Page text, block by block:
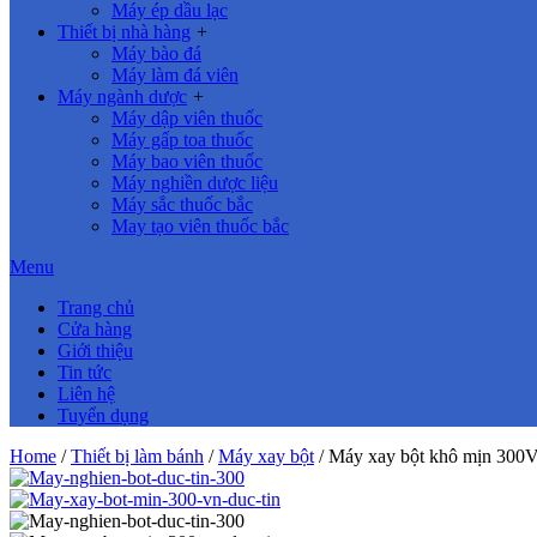
Máy ép dầu lạc
Thiết bị nhà hàng +
Máy bào đá
Máy làm đá viên
Máy ngành dược +
Máy dập viên thuốc
Máy gấp toa thuốc
Máy bao viên thuốc
Máy nghiền dược liệu
Máy sắc thuốc bắc
May tạo viên thuốc bắc
Menu
Trang chủ
Cửa hàng
Giới thiệu
Tin tức
Liên hệ
Tuyển dụng
Home /Thiết bị làm bánh /Máy xay bột/ Máy xay bột khô mịn